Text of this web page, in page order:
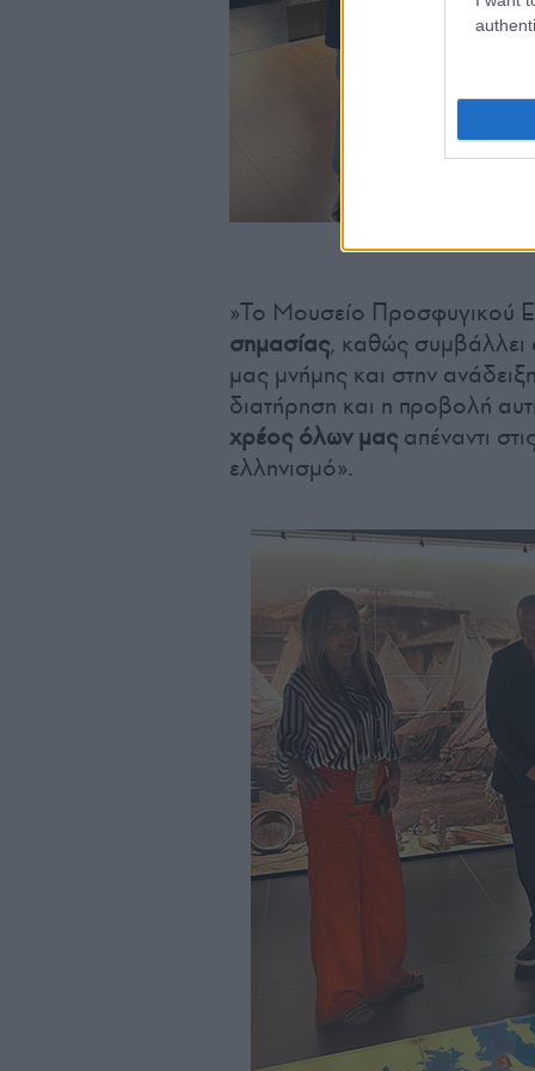
»Το Μουσείο Προσφυγικού
σημασίας, καθώς συμβάλλει
μας μνήμης και στην
διατήρηση και η προβολή
χρέος όλων μαςαπέναντι
ελληνισμό».